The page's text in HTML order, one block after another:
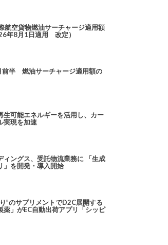
航空貨物燃油サーチャージ適用額
年8月1日適用 改定）
前半 燃油サーチャージ適用額の
生可能エネルギーを活用し、カー
実現を加速
ィングス、受託物流業務に 「生成
」を開発・導入開始
”のサプリメントでD2C展開する
薬」がEC自動出荷アプリ「シッピ